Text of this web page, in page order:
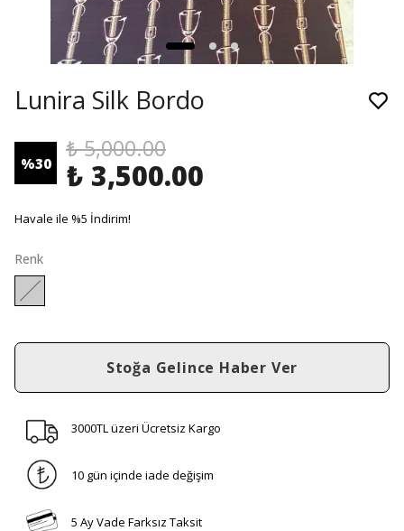
Lunira Silk Bordo
%30
₺ 5,000.00
₺ 3,500.00
Havale ile %5 İndirim!
Renk
Stoğa Gelince Haber Ver
3000TL üzeri Ücretsiz Kargo
10 gün içinde iade değişim
5 Ay Vade Farksız Taksit